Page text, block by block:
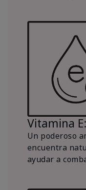
Vitamina E:
Un poderoso
encuentra
ayudar a